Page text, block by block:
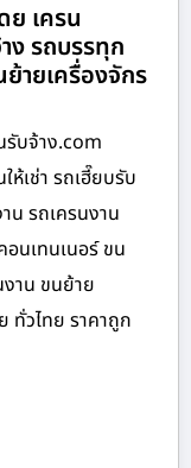
ย เครน
ง รถบรรทุก
ย้ายเครื่องจักร
รับจ้าง.com
ห้เช่า รถเฮี๊ยบรับ
น รถเครนงาน
นเทนเนอร์ ขน
าน ขนย้าย
ทั่วไทย ราคาถูก